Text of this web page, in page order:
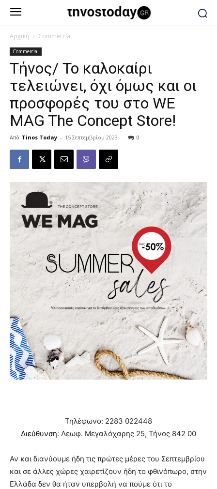
Αρχική Commercial
Commercial
Τήνος/ Το καλοκαίρι
τελειώνει, όχι όμως και οι
προσφορές του στο WE
MAG The Concept Store!
Από Tinos Today - 15 Σεπτεμβρίου 2023 0
Τηλέφωνο: 2283 022448
Διεύθυνση: Λεωφ. Μεγαλόχαρης 25, Τήνος 842 00
Αν και διανύουμε ήδη τις πρώτες μέρες του Σεπτεμβρίου
και σε άλλες χώρες χαιρετίζουν ήδη το φθινόπωρο, στην
Ελλάδα δεν θα ήταν υπερβολή να πούμε ότι το